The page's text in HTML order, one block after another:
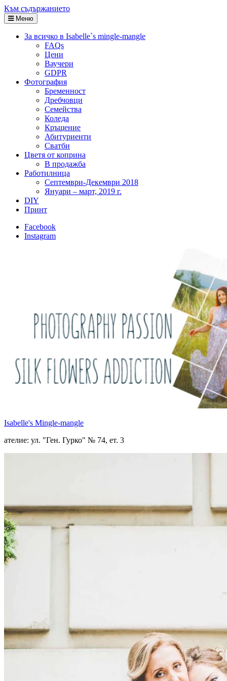
Към съдържанието
Меню
За всичко в Isabelle`s mingle-mangle
FAQs
Цени
Ваучери
GDPR
Фотография
Бременност
Дребчовци
Семейства
Коледа
Кръщение
Абитуриенти
Сватби
Цветя от коприна
В продажба
Работилница
Септември-Декември 2018
Януари – март, 2019 г.
DIY
Принт
Facebook
Instagram
Isabelle's Mingle-mangle
ателие: ул. "Ген. Гурко" № 74, ет. 3